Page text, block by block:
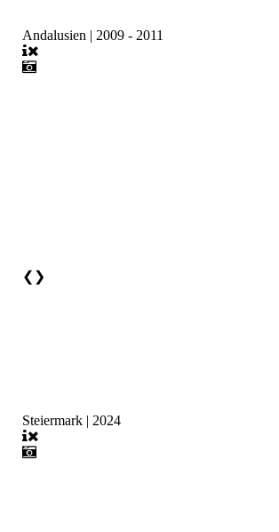
Andalusien | 2009 - 2011
❮ ❯
Steiermark | 2024